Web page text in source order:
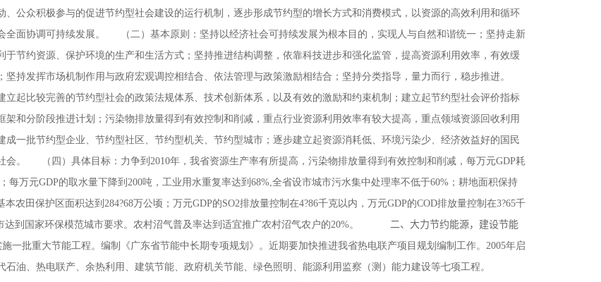
、公众积极参与的促进节约型社会建设的运行机制，逐步形成节约型的增长方式和消费模式，以资源的高效利用和循环
面协调可持续发展。
（二）基本原则：坚持以经济社会可持续发展为根本目的，实现人与自然和谐统一；坚持走新
于节约资源、保护环境的生产和生活方式；坚持推进结构调整，依靠科技进步和强化监管，提高资源利用效率，有效缓
坚持发挥市场机制作用与政府宏观调控相结合、依法管理与政策激励相结合；坚持分类指导，量力而行，稳步推进。
立起比较完善的节约型社会的政策法规体系、技术创新体系，以及有效的激励和约束机制；建立起节约型社会评价指标
架和分阶段推进计划；污染物排放量得到有效控制和削减，重点行业资源利用效率有较大提高，重点领域资源回收利用
成一批节约型企业、节约型社区、节约型机关、节约型城市；逐步建立起资源消耗低、环境污染少、经济效益好的国民
。
（四）具体目标：力争到2010年，我省资源生产率有所提高，污染物排放量得到有效控制和削减，每万元GDP耗
每万元GDP的取水量下降到200吨，工业用水重复率达到68%,全省设市城市污水集中处理率不低于60%；耕地面积保持
本农田保护区面积达到284?68万公顷；万元GDP的SO2排放量控制在4?86千克以内，万元GDP的COD排放量控制在3?65千
达到国家环保模范城市要求。农村沼气普及率达到适宜推广农村沼气农户的20%。
二、大力节约能源，建设节能
一批重大节能工程。编制《广东省节能中长期专项规划》。近期要加快推进我省热电联产项目规划编制工作。2005年启
石油、热电联产、余热利用、建筑节能、政府机关节能、绿色照明、能源利用监察（测）能力建设等七项工程。